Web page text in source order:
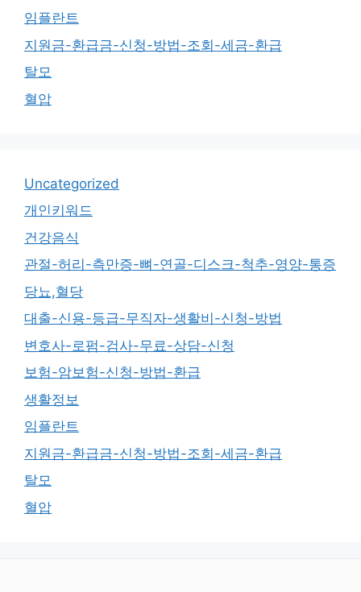
임플란트
지원금-환급금-신청-방법-조회-세금-환급
탈모
혈압
Uncategorized
개인키워드
건강음식
관절-허리-측만증-뼈-연골-디스크-척추-영양-통증
당뇨,혈당
대출-신용-등급-무직자-생활비-신청-방법
변호사-로펌-검사-무료-상담-신청
보험-암보험-신청-방법-환급
생활정보
임플란트
지원금-환급금-신청-방법-조회-세금-환급
탈모
혈압